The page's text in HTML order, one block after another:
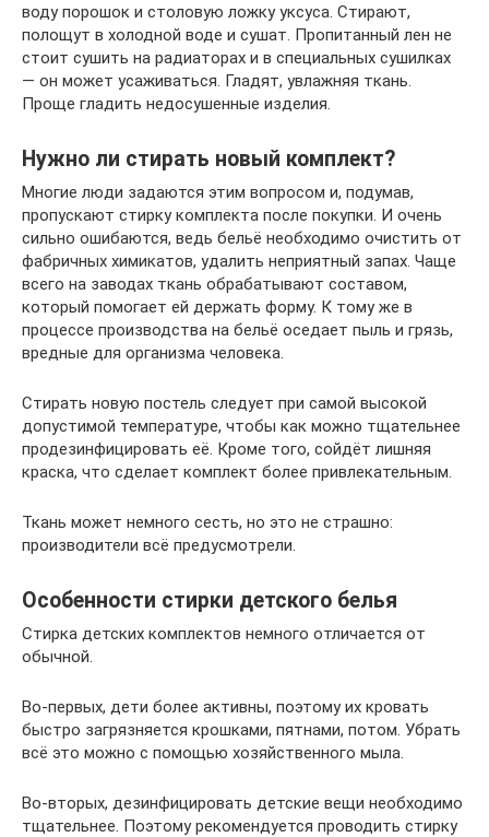
воду порошок и столовую ложку уксуса. Стирают,
полощут в холодной воде и сушат. Пропитанный лен не
стоит сушить на радиаторах и в специальных сушилках
— он может усаживаться. Гладят, увлажняя ткань.
Проще гладить недосушенные изделия.
Нужно ли стирать новый комплект?
Многие люди задаются этим вопросом и, подумав,
пропускают стирку комплекта после покупки. И очень
сильно ошибаются, ведь бельё необходимо очистить от
фабричных химикатов, удалить неприятный запах. Чаще
всего на заводах ткань обрабатывают составом,
который помогает ей держать форму. К тому же в
процессе производства на бельё оседает пыль и грязь,
вредные для организма человека.
Стирать новую постель следует при самой высокой
допустимой температуре, чтобы как можно тщательнее
продезинфицировать её. Кроме того, сойдёт лишняя
краска, что сделает комплект более привлекательным.
Ткань может немного сесть, но это не страшно:
производители всё предусмотрели.
Особенности стирки детского белья
Стирка детских комплектов немного отличается от
обычной.
Во-первых, дети более активны, поэтому их кровать
быстро загрязняется крошками, пятнами, потом. Убрать
всё это можно с помощью хозяйственного мыла.
Во-вторых, дезинфицировать детские вещи необходимо
тщательнее. Поэтому рекомендуется проводить стирку